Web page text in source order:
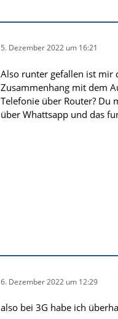
5. Dezember 2022 um 16:21
Also runter gefallen ist mir
Zusammenhang mit dem
Telefonie über Router? Du
über Whattsapp und das
6. Dezember 2022 um 12:29
also bei 3G habe ich